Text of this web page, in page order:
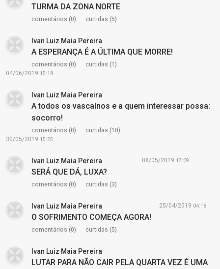
TURMA DA ZONA NORTE
comentários (0) curtidas (5)
Ivan Luiz Maia Pereira
A ESPERANÇA É A ÚLTIMA QUE MORRE!
comentários (0)
curtidas (1)
04/06/2019 15:18
Ivan Luiz Maia Pereira
A todos os vascaínos e a quem interessar possa:
socorro!
comentários (0)
curtidas (10)
30/05/2019 15:25
Ivan Luiz Maia Pereira
SERÁ QUE DÁ, LUXA?
comentários (0) curtidas (3)
08/05/2019 17:09
Ivan Luiz Maia Pereira
O SOFRIMENTO COMEÇA AGORA!
comentários (0) curtidas (5)
25/04/2019 04:18
Ivan Luiz Maia Pereira
LUTAR PARA NÃO CAIR PELA QUARTA VEZ É UMA